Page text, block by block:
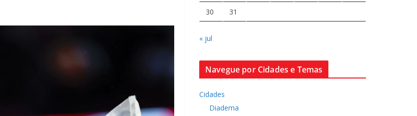
30 31
« jul
Navegue por Cidades e Temas
Cidades
Diadema